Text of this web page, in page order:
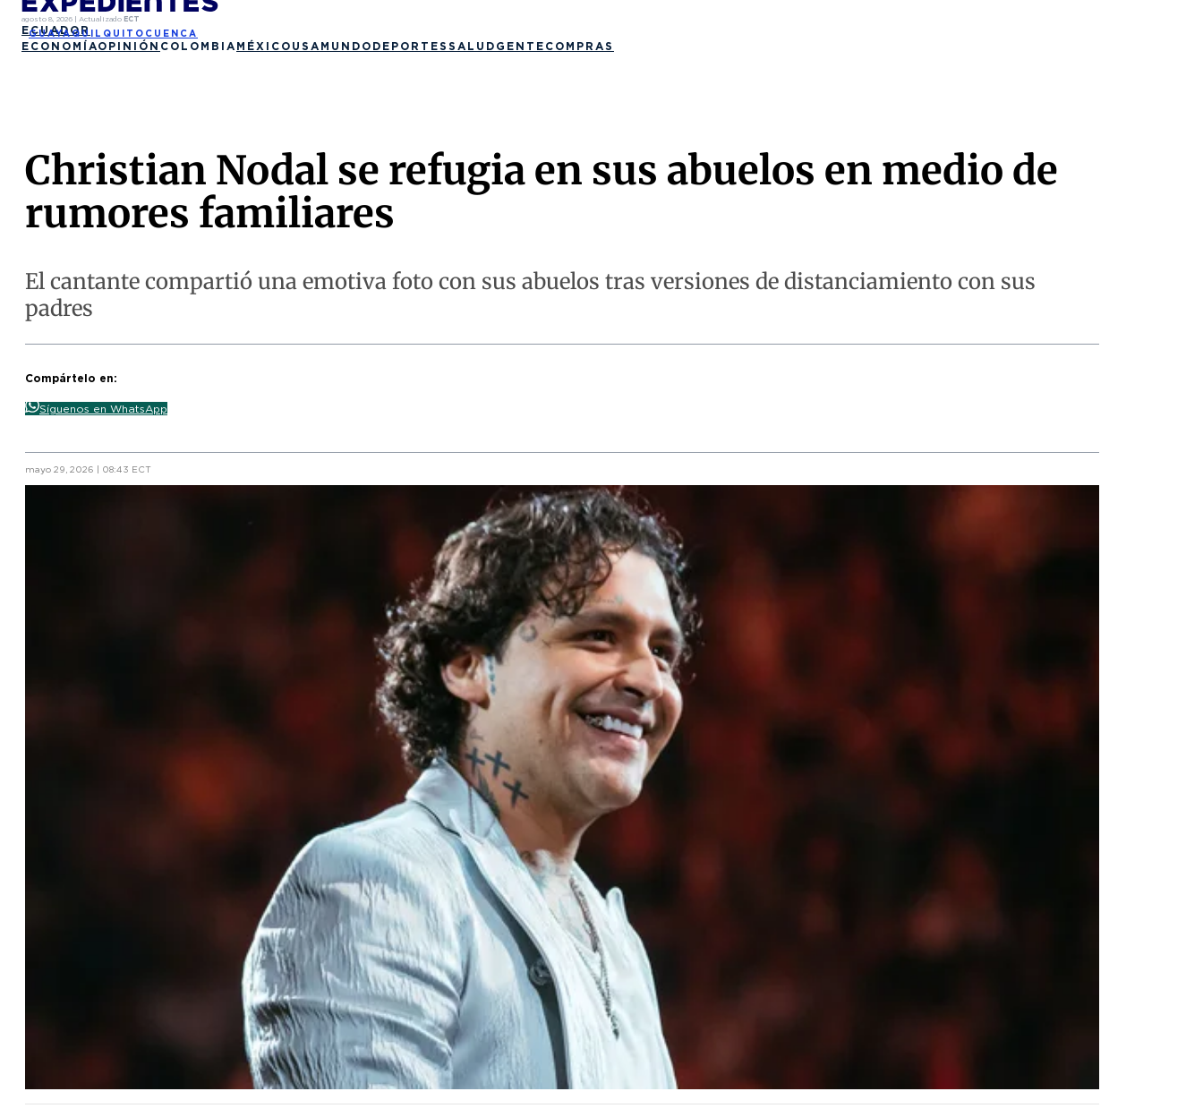
agosto 8, 2026 | Actualizado ECT
ECUADOR
GUAYAQUIL QUITO CUENCA
ECONOMÍAOPINIÓN COLOMBIA MÉXICO USA MUNDO DEPORTES SALUD GENTE COMPRAS
Christian Nodal se refugia en sus abuelos en medio de
rumores familiares
El cantante compartió una emotiva foto con sus abuelos tras versiones de distanciamiento con sus
padres
Compártelo en:
Síguenos en WhatsApp
mayo 29, 2026 | 08:43 ECT